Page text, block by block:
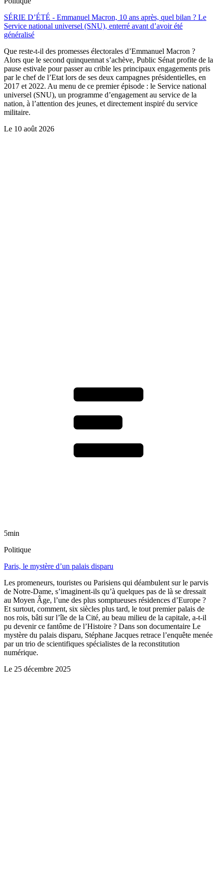
SÉRIE D’ÉTÉ - Emmanuel Macron, 10 ans après, quel bilan ? Le
Service national universel (SNU), enterré avant d’avoir été
généralisé
Que reste-t-il des promesses électorales d’Emmanuel Macron ?
Alors que le second quinquennat s’achève, Public Sénat profite de la
pause estivale pour passer au crible les principaux engagements pris
par le chef de l’Etat lors de ses deux campagnes présidentielles, en
2017 et 2022. Au menu de ce premier épisode : le Service national
universel (SNU), un programme d’engagement au service de la
nation, à l’attention des jeunes, et directement inspiré du service
militaire.
Le 10 août 2026
5min
Politique
Paris, le mystère d’un palais disparu
Les promeneurs, touristes ou Parisiens qui déambulent sur le parvis
de Notre-Dame, s’imaginent-ils qu’à quelques pas de là se dressait
au Moyen Âge, l’une des plus somptueuses résidences d’Europe ?
Et surtout, comment, six siècles plus tard, le tout premier palais de
nos rois, bâti sur l’île de la Cité, au beau milieu de la capitale, a-t-il
pu devenir ce fantôme de l’Histoire ? Dans son documentaire Le
mystère du palais disparu, Stéphane Jacques retrace l’enquête menée
par un trio de scientifiques spécialistes de la reconstitution
numérique.
Le 25 décembre 2025